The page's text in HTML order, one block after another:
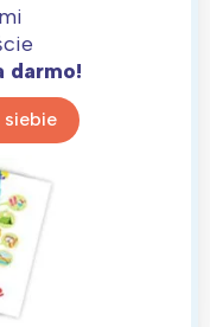
darmo!
siebie